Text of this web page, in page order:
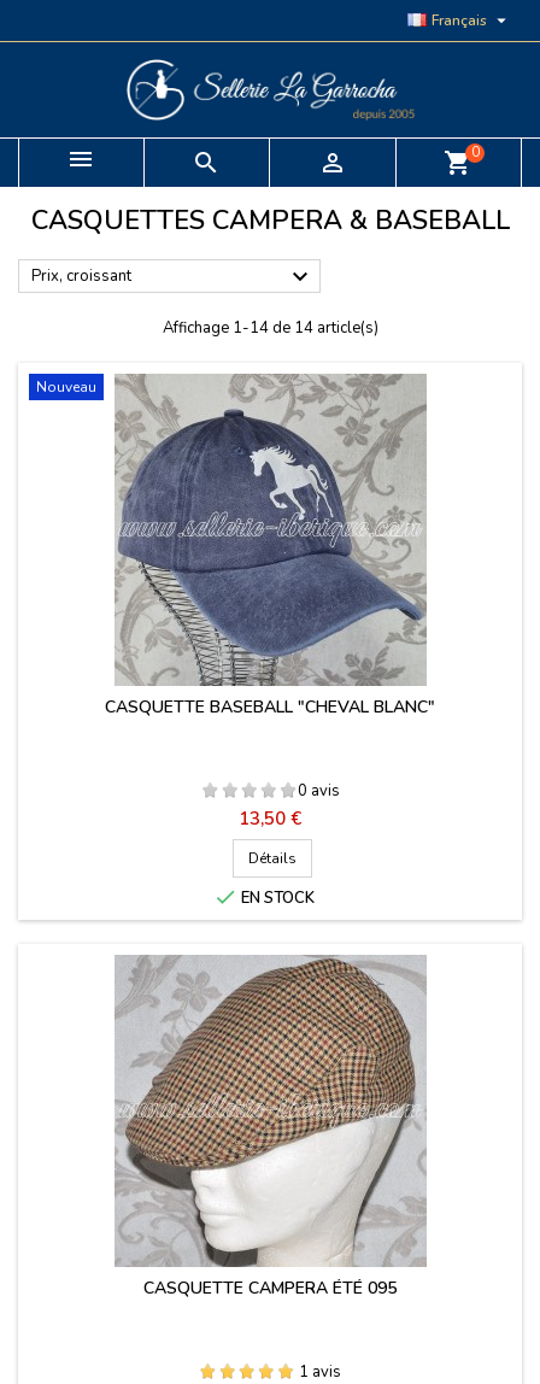
Français 
  shopping_cart0
CASQUETTES CAMPERA & BASEBALL
Prix, croissant 
Affichage 1-14 de 14 article(s)
Nouveau
CASQUETTE BASEBALL "CHEVAL BLANC"
0 avis
Prix
13,50 €
Détails
 EN STOCK
CASQUETTE CAMPERA ÉTÉ 095
1 avis